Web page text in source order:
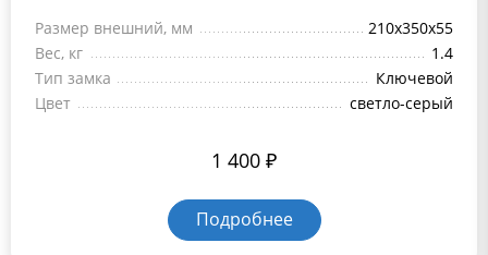
Размер внешний, мм
210x350x55
Вес, кг
1.4
Тип замка
Ключевой
Цвет
светло-серый
1 400 ₽
Подробнее